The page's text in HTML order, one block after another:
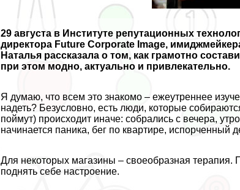
29 августа в Институте репутационных
директора Future Corporate Image,
Наталья рассказала о том, как грамотно
при этом модно, актуально и привлекательно.
Я думаю, что всем это знакомо – ежеутреннее
надеть? Безусловно, есть люди, которые
поймут) происходит иначе: собрались с вечера,
начинается паника, бег по квартире, испорченный
Для некоторых магазины – своеобразная терапия.
поднять себе настроение.